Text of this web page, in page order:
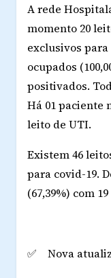
A rede
momento 20
exclusivos para
ocupados
positivados.
Há 01 paciente
leito de UTI.
Existem 46
para covid-19.
(67,39%) com
✅ Nova